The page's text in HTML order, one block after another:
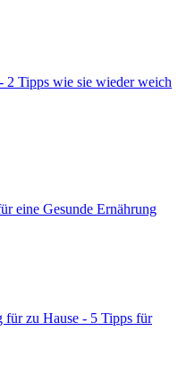
2 Tipps wie sie wieder weich
eine Gesunde Ernährung
für zu Hause - 5 Tipps für